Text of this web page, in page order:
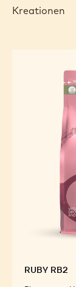
Kreationen
RUBY RB2